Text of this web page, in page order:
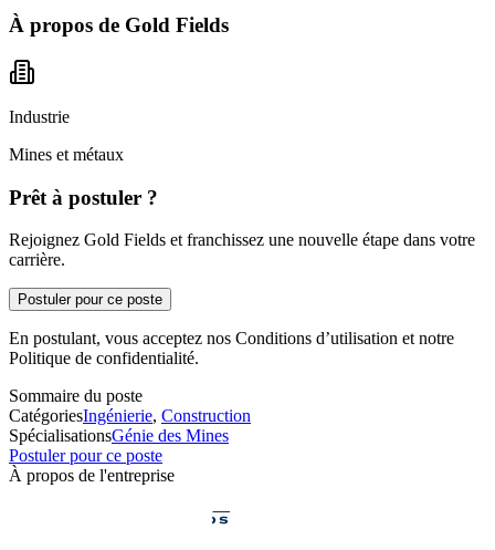
À propos de Gold Fields
Industrie
Mines et métaux
Prêt à postuler ?
Rejoignez Gold Fields et franchissez une nouvelle étape dans votre
carrière.
Postuler pour ce poste
En postulant, vous acceptez nos Conditions d’utilisation et notre
Politique de confidentialité.
Sommaire du poste
CatégoriesIngénierie, Construction
SpécialisationsGénie des Mines
Postuler pour ce poste
À propos de l'entreprise